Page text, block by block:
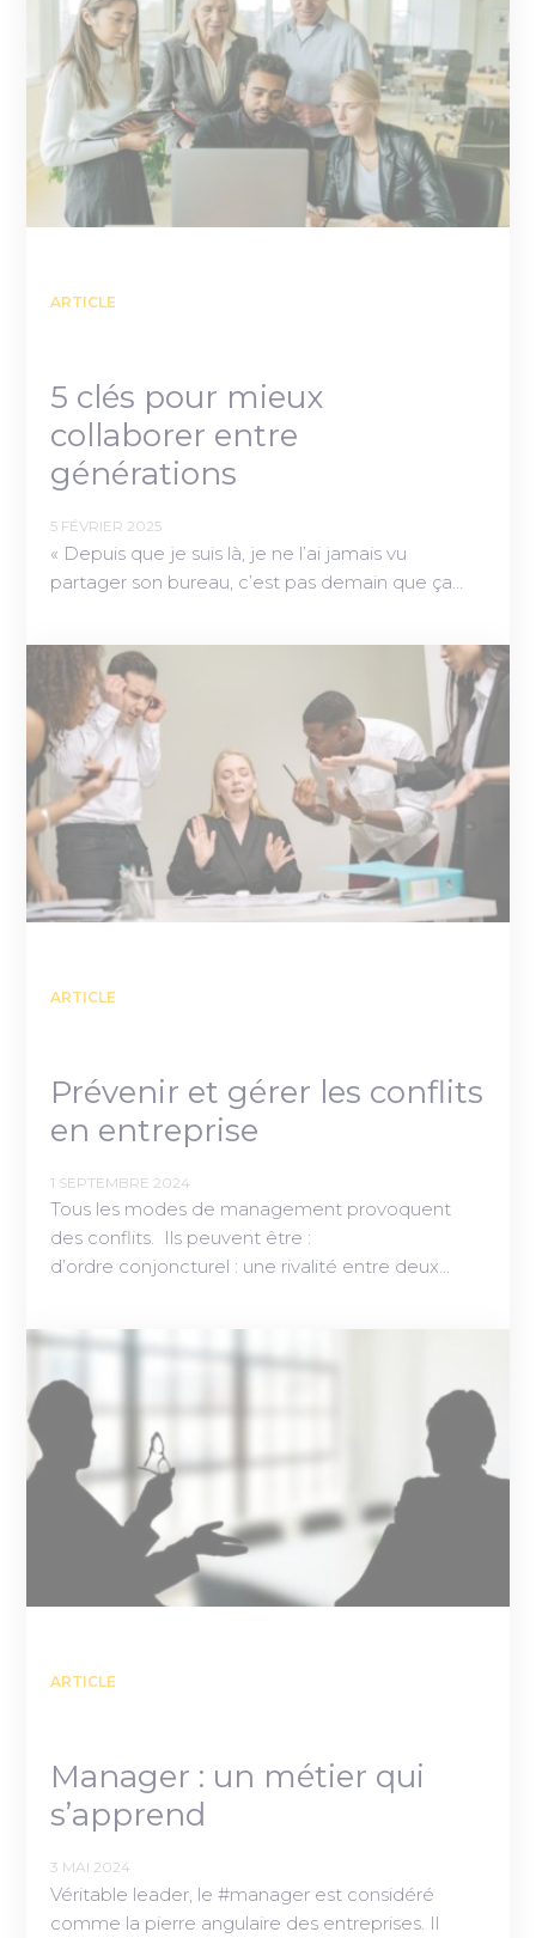
ARTICLE
5 clés pour mieux
collaborer entre
générations
5 FÉVRIER 2025
« Depuis que je suis là, je ne l’ai jamais vu
partager son bureau, c’est pas demain que ça…
ARTICLE
Prévenir et gérer les conflits
en entreprise
1 SEPTEMBRE 2024
Tous les modes de management provoquent
des conflits. Ils peuvent être :
d’ordre conjoncturel : une rivalité entre deux…
ARTICLE
Manager : un métier qui
s’apprend
3 MAI 2024
Véritable leader, le #manager est considéré
comme la pierre angulaire des entreprises. Il